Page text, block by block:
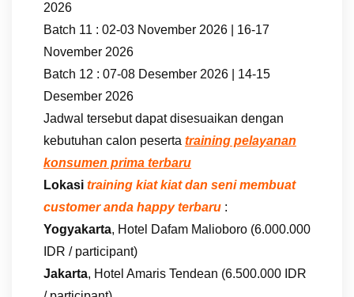
2026
Batch 11 : 02-03 November 2026 | 16-17
November 2026
Batch 12 : 07-08 Desember 2026 | 14-15
Desember 2026
Jadwal tersebut dapat disesuaikan dengan
kebutuhan calon peserta training pelayanan
konsumen prima terbaru
Lokasi training kiat kiat dan seni membuat
customer anda happy terbaru :
Yogyakarta, Hotel Dafam Malioboro (6.000.000
IDR / participant)
Jakarta, Hotel Amaris Tendean (6.500.000 IDR